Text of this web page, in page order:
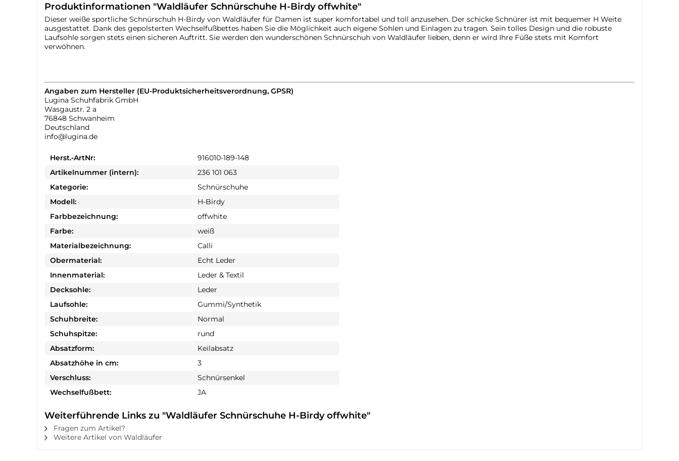
Produktinformationen "Waldläufer Schnürschuhe H-Birdy offwhite"
Dieser weiße sportliche Schnürschuh H-Birdy von Waldläufer für Damen ist super komfortabel und toll anzusehen. Der schicke Schnürer ist mit bequemer H Weite
ausgestattet. Dank des gepolsterten Wechselfußbettes haben Sie die Möglichkeit auch eigene Sohlen und Einlagen zu tragen. Sein tolles Design und die robuste
Laufsohle sorgen stets einen sicheren Auftritt. Sie werden den wunderschönen Schnürschuh von Waldläufer lieben, denn er wird Ihre Füße stets mit Komfort
verwöhnen.
Angaben zum Hersteller (EU-Produktsicherheitsverordnung, GPSR)
Lugina Schuhfabrik GmbH
Wasgaustr. 2 a
76848 Schwanheim
Deutschland
info@lugina.de
Herst.-ArtNr:
916010-189-148
Artikelnummer (intern):
236 101 063
Kategorie:
Schnürschuhe
Modell:
H-Birdy
Farbbezeichnung:
offwhite
Farbe:
weiß
Materialbezeichnung:
Calli
Obermaterial:
Echt Leder
Innenmaterial:
Leder & Textil
Decksohle:
Leder
Laufsohle:
Gummi/Synthetik
Schuhbreite:
Normal
Schuhspitze:
rund
Absatzform:
Keilabsatz
Absatzhöhe in cm:
3
Verschluss:
Schnürsenkel
Wechselfußbett:
JA
Weiterführende Links zu "Waldläufer Schnürschuhe H-Birdy offwhite"
Fragen zum Artikel?
Weitere Artikel von Waldläufer